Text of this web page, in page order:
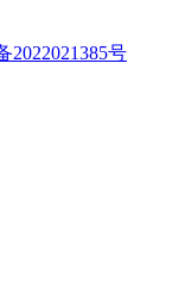
2022021385号